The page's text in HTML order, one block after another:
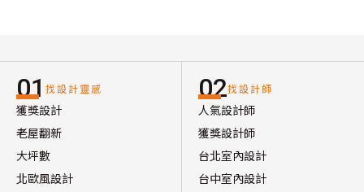
01 找設計靈感
獲獎設計
老屋翻新
大坪數
北歐風設計
02找設計師
人氣設計師
獲獎設計師
台北室內設計
台中室內設計